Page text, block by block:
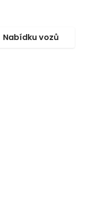
Nabídku vozů